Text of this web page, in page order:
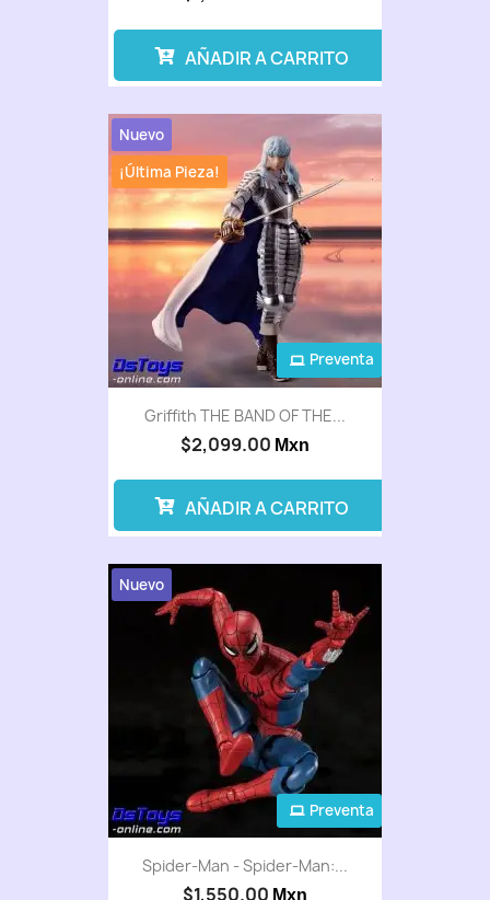
AÑADIR A CARRITO
Griffith THE BAND OF THE...
$2,099.00 Mxn
Preventa
Nuevo
¡Última Pieza!
AÑADIR A CARRITO
Spider-Man - Spider-Man:...
$1,550.00 Mxn
Preventa
Nuevo